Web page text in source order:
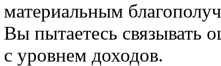
материальным
Вы пытаетесь связывать
с уровнем доходов.